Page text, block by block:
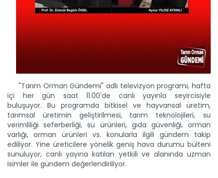
"Tarım Orman Gündemi" adlı televizyon programı, hafta
içi her gün saat 11.00'de canlı yayınla seyircisiyle
buluşuyor. Bu programda bitkisel ve hayvansal üretim,
tarımsal üretimin geliştirilmesi, tarım teknolojileri, su
verimliliği seferberliği, su ürünleri, gıda güvenliği, orman
varlığı, orman ürünleri vs. konularla ilgili gündem takip
ediliyor. Yine üreticilere yönelik geniş hava durumu bülteni
sunuluyor, canlı yayına katılan yetkili ve alanında uzman
isimler ile gündem değerlendiriliyor.
“Tarım Orman Gündemi” sektörün gündemini izleyici ile...
Tarım Orman Gündemi 12.06.2026
“Tarım Orman Gündemi” sektörün gündemini izleyici ile...
Devamını Oku ->